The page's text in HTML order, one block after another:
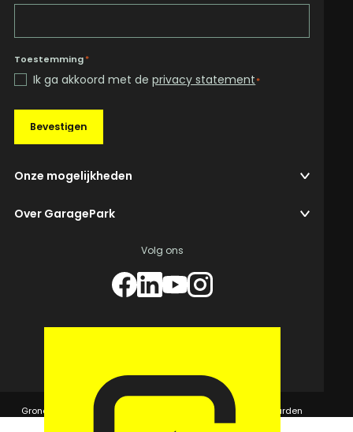
Toestemming*
Ik ga akkoord met deprivacy statement*
Bevestigen
Onze mogelijkheden
Over GaragePark
Volg ons
© 2026 GaragePark.
Grondposities
365Beheer & GaragePark Algemene voorwaarden